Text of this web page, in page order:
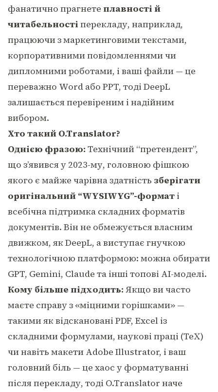
фанатично прагнете плавності й
читабельностіперекладу, наприклад,
працюючи з маркетинговими текстами,
корпоративними повідомленнями чи
дипломними роботами, і ваші файли — це
переважно Word або PPT, тодіDeepL
залишається перевіреним і надійним
вибором.
Хто такий O.Translator?
Однією фразою: Технічний “претендент”,
що з’явився у 2023-му, головною фішкою
якого є майже чарівна здатність зберігати
оригінальний “WYSIWYG”-формат і
всебічна підтримка складних форматів
документів. Він не обмежується власним
движком, як DeepL, а виступає гнучкою
технологічною платформою: можна обирати
GPT, Gemini, Claude та інші топові AI-моделі.
Кому більше підходить: Якщо ви часто
маєте справу з «міцними горішками» —
такими як відскановані PDF, Excel із
складними формулами, наукові праці (TeX)
чи навіть макети Adobe Illustrator, і ваш
головний біль — це хаос у форматуванні
після перекладу, тоді O.Translator наче